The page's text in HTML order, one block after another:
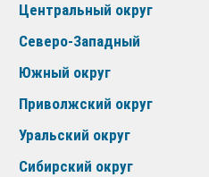
Центральный округ
Северо-Западный
Южный округ
Приволжский округ
Уральский округ
Сибирский округ